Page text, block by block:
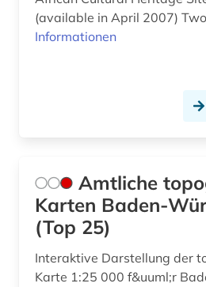
entdeckungsreise (1)
entwicklungspolitik (5)
enzyklopädie (6)
(available in April 2007)
Informationen
Amtliche
Karten Baden-
(Top 25)
Interaktive Darstellung der
Karte 1:25 000 f&uuml;r